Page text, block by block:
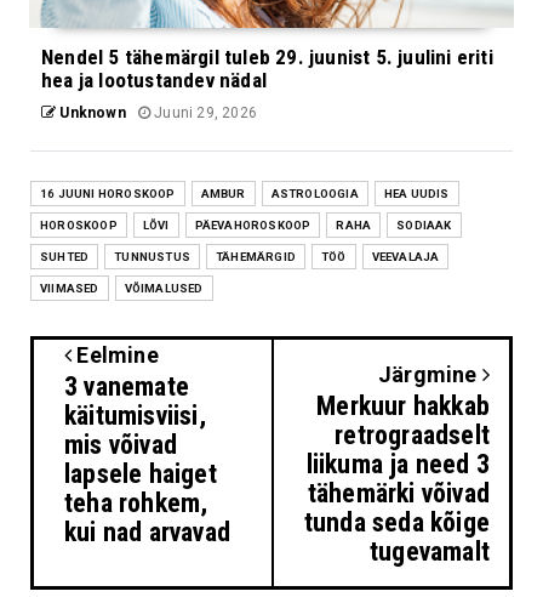
Nendel 5 tähemärgil tuleb 29. juunist 5. juulini eriti
hea ja lootustandev nädal
Unknown Juuni 29, 2026
16 JUUNI HOROSKOOP AMBUR ASTROLOOGIA HEA UUDIS
HOROSKOOP LÕVI PÄEVAHOROSKOOP RAHA SODIAAK
SUHTED TUNNUSTUS TÄHEMÄRGID TÖÖ VEEVALAJA
VIIMASED VÕIMALUSED
Eelmine
3 vanemate
käitumisviisi,
mis võivad
lapsele haiget
teha rohkem,
kui nad arvavad
Järgmine
Merkuur hakkab
retrograadselt
liikuma ja need 3
tähemärki võivad
tunda seda kõige
tugevamalt